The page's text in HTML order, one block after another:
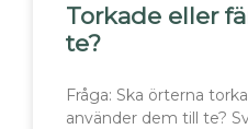
Torkade eller
te?
Fråga: Ska örterna
använder dem till te?